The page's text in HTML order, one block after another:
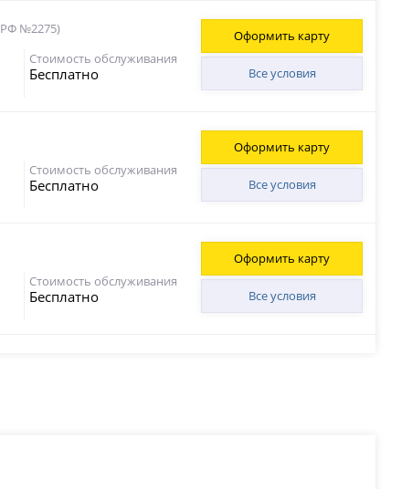
№2275)
Стоимость обслуживания
Бесплатно Все условия
Оформить карту
Стоимость обслуживания
Бесплатно Все условия
Оформить карту
Стоимость обслуживания
Бесплатно Все условия
Оформить карту